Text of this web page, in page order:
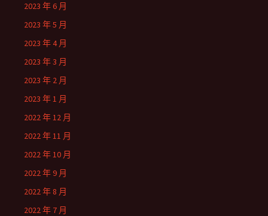
2023 年 6 月
2023 年 5 月
2023 年 4 月
2023 年 3 月
2023 年 2 月
2023 年 1 月
2022 年 12 月
2022 年 11 月
2022 年 10 月
2022 年 9 月
2022 年 8 月
2022 年 7 月